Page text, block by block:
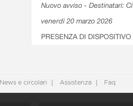
Nuovo avviso - Destinatari:
venerdì 20 marzo 2026
PRESENZA DI
News e circolari Assistenza Faq